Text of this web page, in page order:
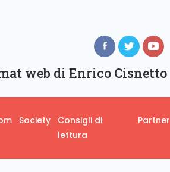
web di Enrico Cisnetto
Society
Consigli di
lettura
Partner